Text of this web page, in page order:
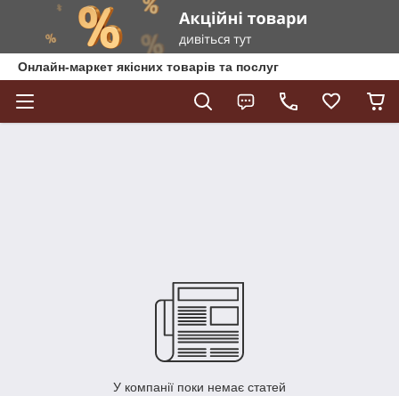
Онлайн-маркет якісних товарів та послуг
У компанії поки немає статей